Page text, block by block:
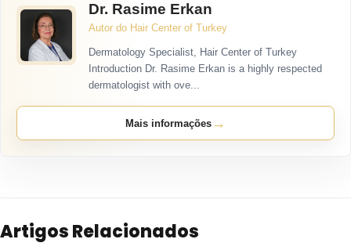
Dr. Rasime Erkan
Autor do Hair Center of Turkey
Dermatology Specialist, Hair Center of Turkey
Introduction Dr. Rasime Erkan is a highly respected
dermatologist with ove...
Mais informações →
Artigos Relacionados